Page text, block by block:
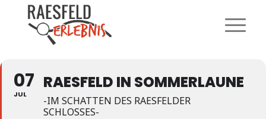
07
JUL
RAESFELD IN SOMMERLAUNE
-IM SCHATTEN DES RAESFELDER
SCHLOSSES-